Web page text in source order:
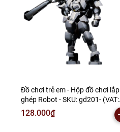
Đồ chơi trẻ em - Hộp đồ chơi lắp
ghép Robot - SKU: gd201- (VAT:
006-01-90) - N2-E1-S2
128.000₫